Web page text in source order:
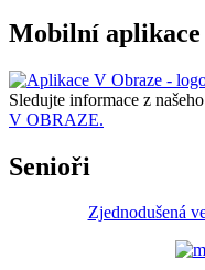
Mobilní aplikace
Sledujte informace z
V OBRAZE.
Senioři
Zjednodušená